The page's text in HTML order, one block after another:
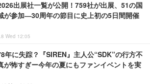
出展社一覧が公開！759社が出展、51の国
が参加―30周年の節目に史上初の5日間開催
Wed 12:05
年に失踪？『SIREN』主人公“SDK”の行方不
が怖すぎー今年の夏にもファンイベントを実